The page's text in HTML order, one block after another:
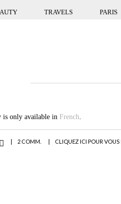
TRAVELS PARIS
is only available in French.
| 2 COMM. | CLIQUEZ ICI POUR VOUS